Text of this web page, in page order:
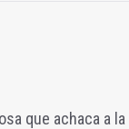
que achaca a la